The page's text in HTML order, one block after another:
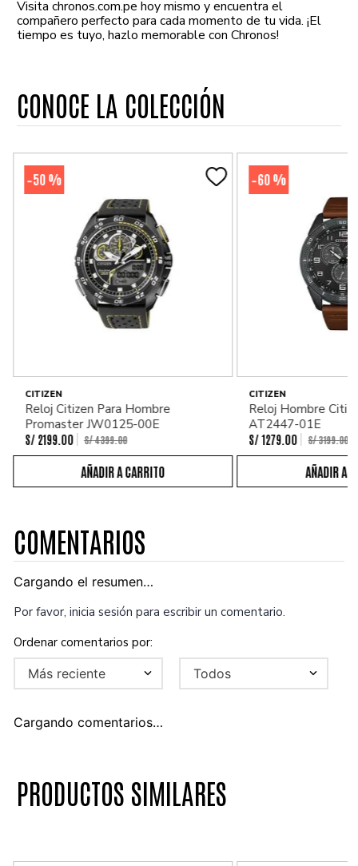
Visita chronos.com.pe hoy mismo y encuentra el
compañero perfecto para cada momento de tu vida. ¡El
tiempo es tuyo, hazlo memorable con Chronos!
CONOCE LA COLECCIÓN
-50 %
CITIZEN
Reloj Citizen Para Hombre
Promaster JW0125-00E
S/ 2199. 00 S/4399.00
-60 %
CITIZEN
Reloj Hombre
AT2447-01E
S/ 1279 00 S/3199.00
COMENTARIOS
Cargando el resumen…
Por favor, inicia sesión para escribir un comentario.
Más reciente Todos
Cargando comentarios…
PRODUCTOS SIMILARES